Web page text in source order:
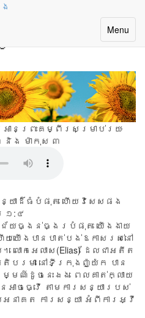
Toggle
Menu
យា ដែលមិន
ានព្រះគម្ពីរសម្រាប់រយៈ
និង ម៉ាកុស ៣
យាដ៏ធំបំផុត ហើយវិសេសផង
១:៤
ជ័យ​ធ្ងន់​ធ្ងរ​បំផុត យើង​ងាយ​
យ​យើង​បាន​បាត់​បង់​ឱកាស​រស់នៅ
ោក​អេលាស(Elias) ដែល​ជា​អតីត​
បរមា នៅ​ទីក្រុង​ញ៉ូយ៉ក បាន​
ម្មណ៍​ដូច​នេះ​ឯង ពេល​គាត់​ក្លាយ​
អាច​ធ្វើ តាម​ការ​សន្យា​របស់​
នាគត ការ​សន្យា អំពី​ការ​អ្វី​